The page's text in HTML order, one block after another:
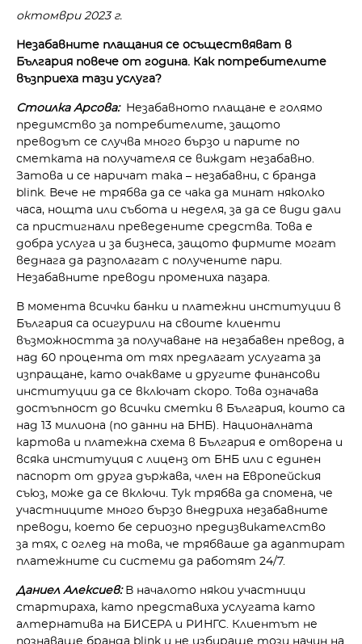
октомври 2023 г.
Незабавните плащания се осъществяват в
България повече от година. Как потребителите
възприеха тази услуга?
Стоилка Арсова:Незабавното плащане е голямо
предимство за потребителите, защото
преводът се случва много бързо и парите по
сметката на получателя се виждат незабавно.
Затова и се наричат така – незабавни, с бранда
blink. Вече не трябва да се чака да минат няколко
часа, нощта или събота и неделя, за да се види дали
са пристигнали преведените средства. Това е
добра услуга и за бизнеса, защото фирмите могат
веднага да разполагат с получените пари.
Незабавните преводи промениха пазара.
В момента всички банки и платежни институции в
България са осигурили на своите клиенти
възможността за получаване на незабавен превод, а
над 60 процента от тях предлагат услугата за
изпращане, като очакваме и другите финансови
институции да се включат скоро. Това означава
достъпност до всички сметки в България, които са
над 13 милиона (по данни на БНБ). Националната
картова и платежна схема в България е отворена и
всяка институция с лиценз от БНБ или с единен
паспорт от друга държава, член на Европейския
съюз, може да се включи. Тук трябва да спомена, че
участниците много бързо внедриха незабавните
преводи, което бе сериозно предизвикателство
за тях, с оглед на това, че трябваше да адаптират
платежните си системи да работят 24/7.
Даниел Алексиев: В началото някои участници
стартираха, като представиха услугата като
алтернатива на БИСЕРА и РИНГС. Клиентът не